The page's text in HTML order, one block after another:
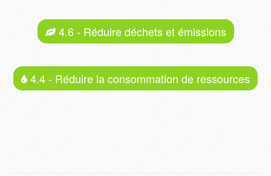
4.6 - Réduire déchets et émissions
4.4 - Réduire la consommation de ressources